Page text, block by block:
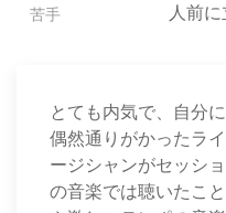
苦手 人前
とても内気で、自分
偶然通りがかったラ
ージシャンがセッシ
の音楽では聴いたこ